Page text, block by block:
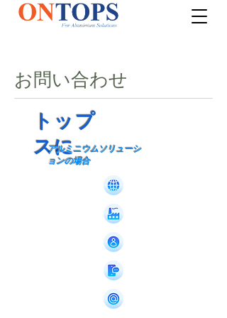
お問い合わせ
トップ
スに
アルミニウムソリューシ
ョンの場合